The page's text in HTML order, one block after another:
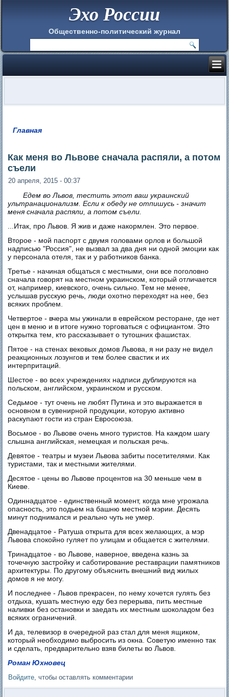
Эхо России
Общественно-политический журнал
Главная
Как меня во Львове сначала распяли, а потом
съели
20 апреля, 2015 - 00:37
Едем во Львов, тестить этот ваш украинский
ультранационализм. Если к обеду не отпишусь - значит
меня сначала распяли, а потом съели.
...Итак, про Львов. Я жив и даже накормлен. Это первое.
Второе - мой паспорт с двумя головами орлов и большой
надписью "Россия", не вызвал за два дня ни одной эмоции как
у персонала отеля, так и у работников банка.
Третье - начиная общаться с местными, они все поголовно
сначала говорят на местном украинском, который отличается
от, например, киевского, очень сильно. Тем не менее,
услышав русскую речь, люди охотно переходят на нее, без
всяких проблем.
Четвертое - вчера мы ужинали в еврейском ресторане, где нет
цен в меню и в итоге нужно торговаться с официантом. Это
открытка тем, кто рассказывает о тутошних фашистах.
Пятое - на стенах вековых домов Львова, я ни разу не видел
реакционных лозунгов и тем более свастик и их
интерпритаций.
Шестое - во всех учреждениях надписи дублируются на
польском, английском, украинском и русском.
Седьмое - тут очень не любят Путина и это выражается в
основном в сувенирной продукции, которую активно
раскупают гости из стран Евросоюза.
Восьмое - во Львове очень много туристов. На каждом шагу
слышна английская, немецкая и польская речь.
Девятое - театры и музеи Львова забиты посетителями. Как
туристами, так и местными жителями.
Десятое - цены во Львове процентов на 30 меньше чем в
Киеве.
Одиннадцатое - единственный момент, когда мне угрожала
опасность, это подьем на башню местной мэрии. Десять
минут поднимался и реально чуть не умер.
Двенадцатое - Ратуша открыта для всех желающих, а мэр
Львова спокойно гуляет по улицам и общается с жителями.
Тринадцатое - во Львове, наверное, введена казнь за
точечную застройку и саботирование реставрации памятников
архитектуры. По другому объяснить внешний вид жилых
домов я не могу.
И последнее - Львов прекрасен, по нему хочется гулять без
отдыха, кушать местную еду без перерыва, пить местные
наливки без остановки и заедать их местным шоколадом без
всяких ограничений.
И да, телевизор в очередной раз стал для меня ящиком,
который необходимо выбросить из окна. Советую именно так
и сделать, предварительно взяв билеты во Львов.
Роман Юхновец
Войдите , чтобы оставлять комментарии